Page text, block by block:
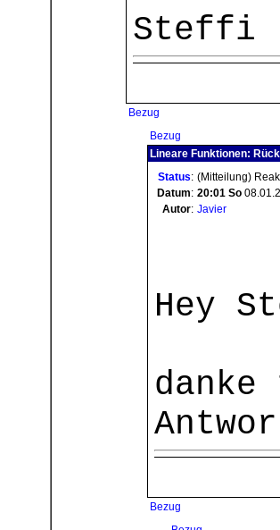
Steffi
Bezug
Bezug
Lineare Funktionen:
Status: (Mitteilung)
Datum: 20:01 So
Autor: Javier
Hey
Bezug